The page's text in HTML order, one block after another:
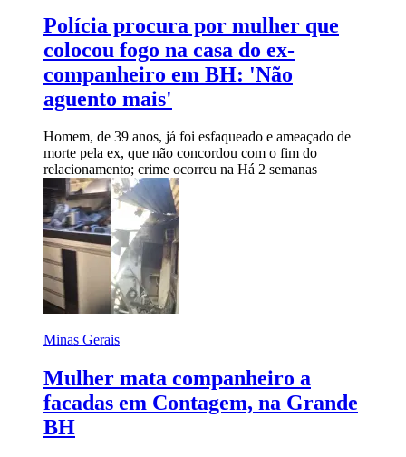
Polícia procura por mulher que
colocou fogo na casa do ex-
companheiro em BH: 'Não
aguento mais'
Homem, de 39 anos, já foi esfaqueado e ameaçado de
morte pela ex, que não concordou com o fim do
relacionamento; crime ocorreu na Há 2 semanas
Minas Gerais
Mulher mata companheiro a
facadas em Contagem, na Grande
BH